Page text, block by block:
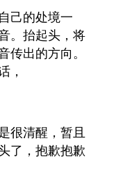
己的处境一
。抬起头，将
传出的方向。
，
很清醒，暂且
了，抱歉抱歉